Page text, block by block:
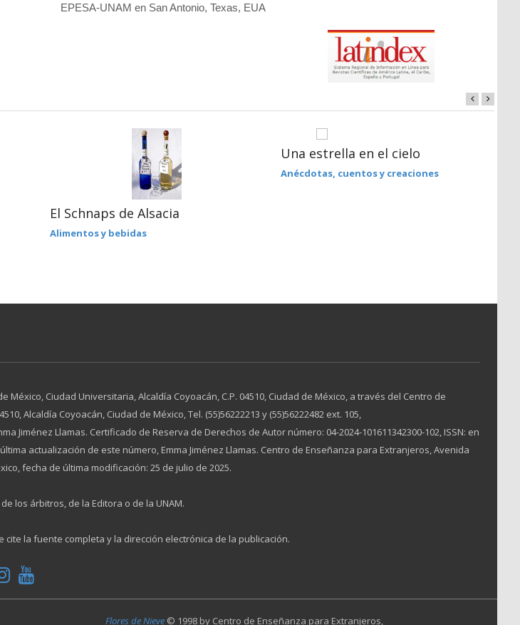
EPESA-UNAM en San Antonio, Texas, EUA
El Schnaps de Alsacia
Alimentos y bebidas
Una estrella en el cielo
Anécdotas, cuentos y creaciones
Ciudad Universitaria, Alcaldía Coyoacán, C.P. 04510, Ciudad de México, a través del Centro de
Alcaldía Coyoacán, Ciudad de México, Tel. (55)56222213 y (55)56222482 ext. 105,
Llamas. Certificado de Reserva de Derechos de Autor número: 04-2024-101611342300-102, ISSN: en
actualización de este número, Emma Jiménez Llamas. Centro de Enseñanza para Extranjeros, Avenida
fecha de última modificación: 25 de julio de 2025.
los árbitros, de la Editora o de la UNAM.
la fuente completa y la dirección electrónica de la publicación.
Flores de Nieve © 1998 by Centro de Enseñanza para Extranjeros,